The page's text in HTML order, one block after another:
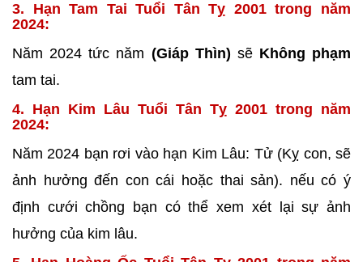
3. Hạn Tam Tai Tuổi Tân Tỵ 2001 trong năm
2024:
Năm 2024 tức năm (Giáp Thìn) sẽ Không phạm
tam tai.
4. Hạn Kim Lâu Tuổi Tân Tỵ 2001 trong năm
2024:
Năm 2024 bạn rơi vào hạn Kim Lâu: Tử (Kỵ con, sẽ
ảnh hưởng đến con cái hoặc thai sản). nếu có ý
định cưới chồng bạn có thể xem xét lại sự ảnh
hưởng của kim lâu.